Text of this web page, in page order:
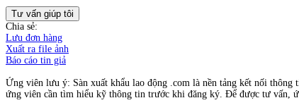
Tư vấn giúp tôi
Chia sẻ:
Lưu đơn hàng
Xuất ra file ảnh
Báo cáo tin giả
Ứng viên lưu ý: Sàn xuất khẩu lao động .com là nền tảng kết nối
ứng viên cần tìm hiểu kỹ thông tin trước khi đăng ký. Để được tư vấn,